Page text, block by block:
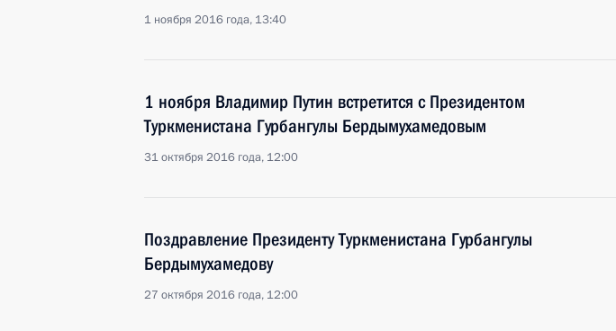
1 ноября 2016 года, 13:40
1 ноября Владимир Путин встретится с Президентом
Туркменистана Гурбангулы Бердымухамедовым
31 октября 2016 года, 12:00
Поздравление Президенту Туркменистана Гурбангулы
Бердымухамедову
27 октября 2016 года, 12:00